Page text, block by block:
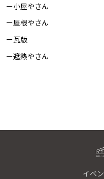
小屋やさん
屋根やさん
瓦版
遮熱やさん
イベ